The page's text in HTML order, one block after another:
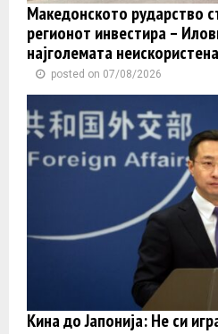
Македонското рударство
регионот инвестира –
најголемата
posted on 07/08/2026
Кина до Јапонија: Не си